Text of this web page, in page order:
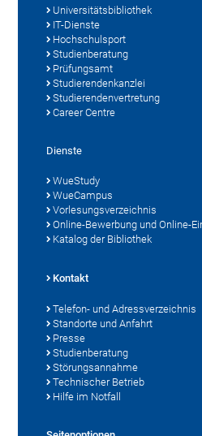
Universitätsbibliothek
IT-Dienste
Hochschulsport
Studienberatung
Prüfungsamt
Studierendenkanzlei
Studierendenvertretung
Career Centre
Dienste
WueStudy
WueCampus
Vorlesungsverzeichnis
Online-Bewerbung und Online-
Katalog der Bibliothek
Kontakt
Telefon- und Adressverzeichnis
Standorte und Anfahrt
Presse
Studienberatung
Störungsannahme
Technischer Betrieb
Hilfe im Notfall